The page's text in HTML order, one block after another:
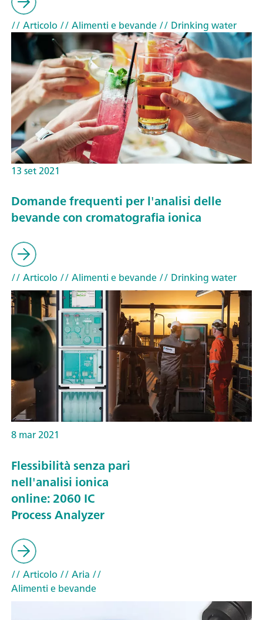
// Articolo // Alimenti e bevande// Drinking water
13 set 2021
Domande frequenti per l'analisi delle
bevande con cromatografia ionica
// Articolo // Alimenti e bevande// Drinking water
8 mar 2021
Flessibilità senza pari
nell'analisi ionica
online: 2060 IC
Process Analyzer
// Articolo // Aria //
Alimenti e bevande